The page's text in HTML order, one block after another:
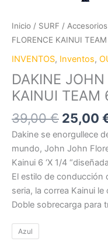
Inicio / SURF /
FLORENCE KAINUI TEAM
INVENTOS, Inventos,
DAKINE
KAINUI TEAM
39,00€ 25,00
Dakine se enorgullece
mundo, John John
Kainui 6 ‘X 1/4
El estilo de conducción
seria, la correa Kainui
Doble sobrecarga para
Azul